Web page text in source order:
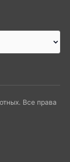
Все права